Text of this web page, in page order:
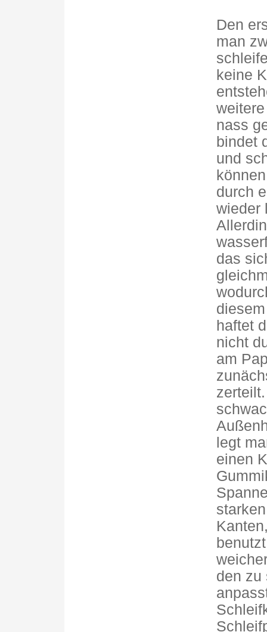
Den
man
keine
nass
bindet
und
durch
wieder
das
haftet
nicht
am
legt
einen
den zu